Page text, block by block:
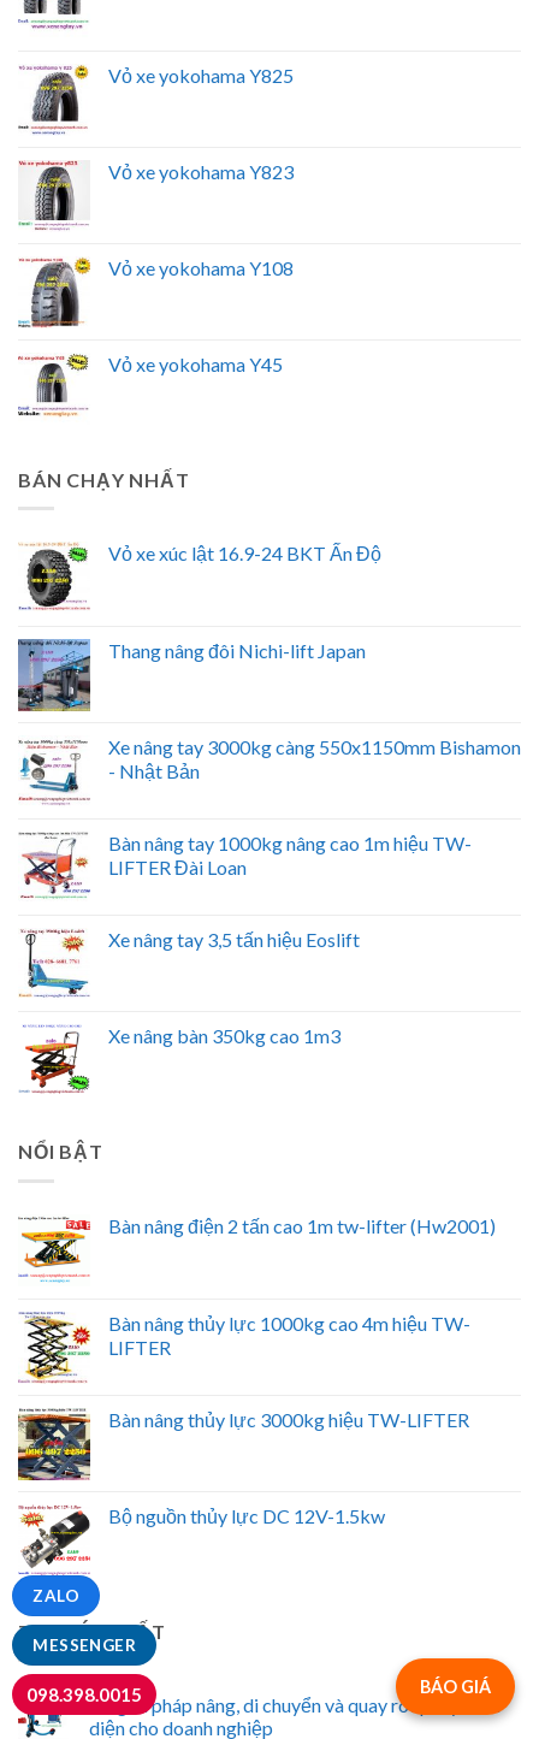
MESSENGER
ZALO
098.398.0015
Vỏ xe yokohama Y825
Vỏ xe yokohama Y823
Vỏ xe yokohama Y108
Vỏ xe yokohama Y45
BÁN CHẠY NHẤT
Vỏ xe xúc lật 16.9-24 BKT Ấn Độ
Thang nâng đôi Nichi-lift Japan
Xe nâng tay 3000kg càng 550x1150mm Bishamon
- Nhật Bản
Bàn nâng tay 1000kg nâng cao 1m hiệu TW-
LIFTER Đài Loan
Xe nâng tay 3,5 tấn hiệu Eoslift
Xe nâng bàn 350kg cao 1m3
NỔI BẬT
Bàn nâng điện 2 tấn cao 1m tw-lifter (Hw2001)
Bàn nâng thủy lực 1000kg cao 4m hiệu TW-
LIFTER
Bàn nâng thủy lực 3000kg hiệu TW-LIFTER
Bộ nguồn thủy lực DC 12V-1.5kw
TIN MỚI NHẤT
Bộ giải pháp nâng, di chuyển và quay rót phuy toàn
diện cho doanh nghiệp
BÁO GIÁ